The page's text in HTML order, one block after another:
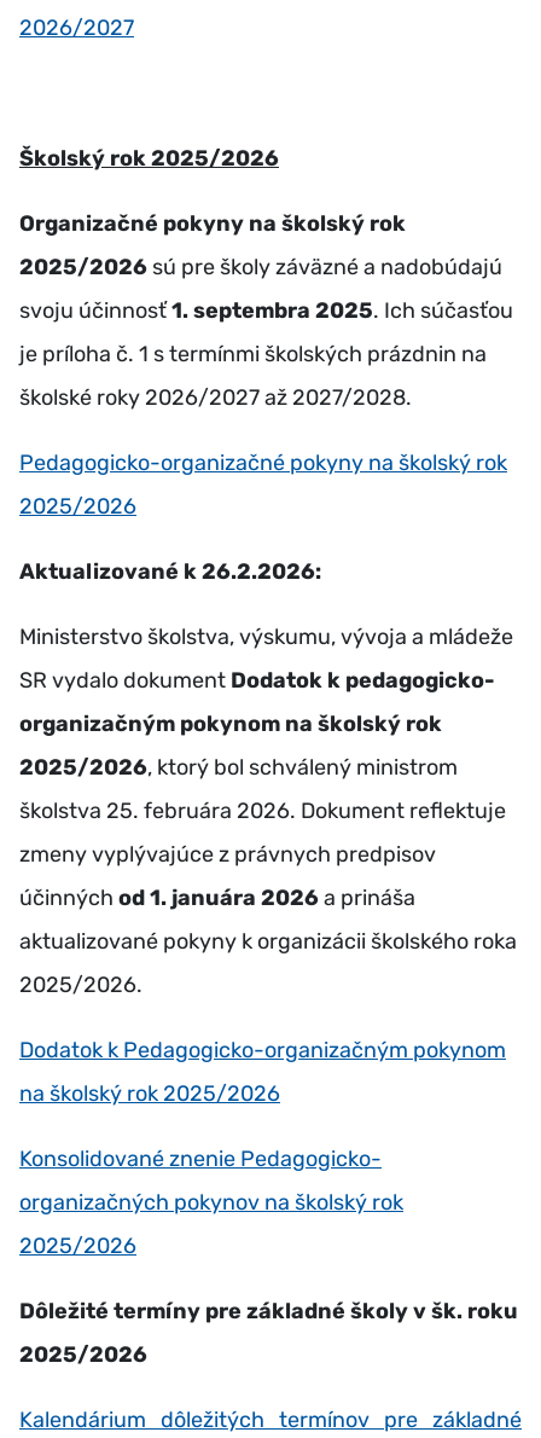
2026/2027
Školský rok 2025/2026
Organizačné pokyny na školský rok
2025/2026 sú pre školy záväzné a nadobúdajú
svoju účinnosť1. septembra 2025. Ich súčasťou
je príloha č. 1 s termínmi školských prázdnin na
školské roky 2026/2027 až 2027/2028.
Pedagogicko-organizačné pokyny na školský rok
2025/2026
Aktualizované k 26.2.2026:
Ministerstvo školstva, výskumu, vývoja a mládeže
SR vydalo dokument Dodatok k pedagogicko-
organizačným pokynom na školský rok
2025/2026, ktorý bol schválený ministrom
školstva 25. februára 2026. Dokument reflektuje
zmeny vyplývajúce z právnych predpisov
účinných od 1. januára 2026a prináša
aktualizované pokyny k organizácii školského roka
2025/2026.
Dodatok k Pedagogicko-organizačným pokynom
na školský rok 2025/2026
Konsolidované znenie Pedagogicko-
organizačných pokynov na školský rok
2025/2026
Dôležité termíny pre základné školy v šk. roku
2025/2026
Kalendárium dôležitých termínov pre základné